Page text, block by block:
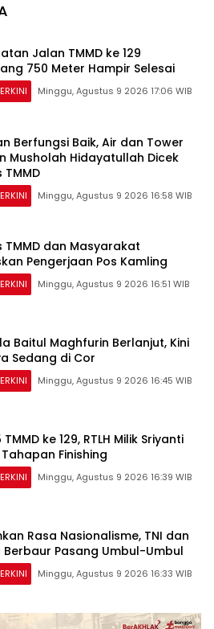
Jalan TMMD ke 129
750 Meter Hampir Selesai
Minggu, Agustus 9 2026 17:06 WIB
Berfungsi Baik, Air dan Tower
Musholah Hidayatullah Dicek
Minggu, Agustus 9 2026 16:58 WIB
TMMD dan Masyarakat
Pengerjaan Pos Kamling
Minggu, Agustus 9 2026 16:51 WIB
Baitul Maghfurin Berlanjut, Kini
Sedang di Cor
Minggu, Agustus 9 2026 16:45 WIB
ke 129, RTLH Milik Sriyanti
Finishing
Minggu, Agustus 9 2026 16:39 WIB
Rasa Nasionalisme, TNI dan
Pasang Umbul-Umbul
Minggu, Agustus 9 2026 16:33 WIB